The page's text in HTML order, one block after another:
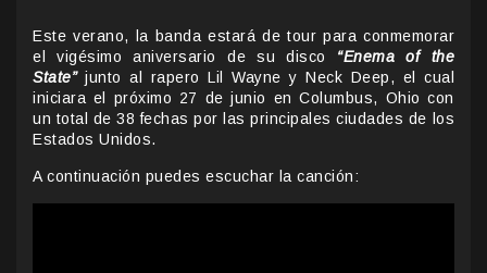
Este verano, la banda estará de tour para conmemorar
el vigésimo aniversario de su disco “Enema of the
State” junto al rapero Lil Wayne y Neck Deep, el cual
iniciara el próximo 27 de junio en Columbus, Ohio con
un total de 38 fechas por las principales ciudades de los
Estados Unidos.
A continuación puedes escuchar la canción: